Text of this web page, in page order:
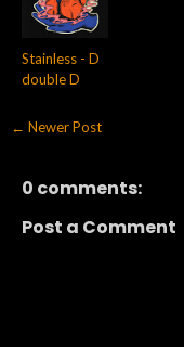
Stainless - D
double D
← Newer Post
0 comments:
Post a Comment